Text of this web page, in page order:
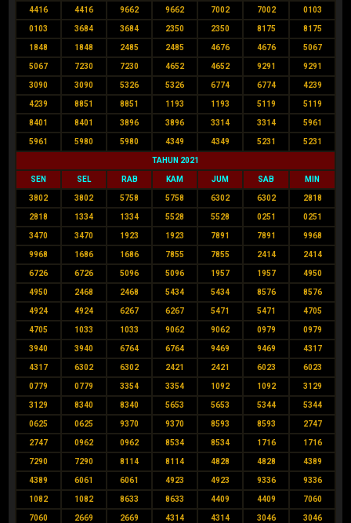
4416 4416 9662 9662 7002 7002 0103
0103 3684 3684 2350 2350 8175 8175
1848 1848 2485 2485 4676 4676 5067
5067 7230 7230 4652 4652 9291 9291
3090 3090 5326 5326 6774 6774 4239
4239 8851 8851 1193 1193 5119 5119
8401 8401 3896 3896 3314 3314 5961
5961 5980 5980 4349 4349 5231 5231
TAHUN 2021
SEN SEL RAB KAM JUM SAB MIN
3802 3802 5758 5758 6302 6302 2818
2818 1334 1334 5528 5528 0251 0251
3470 3470 1923 1923 7891 7891 9968
9968 1686 1686 7855 7855 2414 2414
6726 6726 5096 5096 1957 1957 4950
4950 2468 2468 5434 5434 8576 8576
4924 4924 6267 6267 5471 5471 4705
4705 1033 1033 9062 9062 0979 0979
3940 3940 6764 6764 9469 9469 4317
4317 6302 6302 2421 2421 6023 6023
0779 0779 3354 3354 1092 1092 3129
3129 8340 8340 5653 5653 5344 5344
0625 0625 9370 9370 8593 8593 2747
2747 0962 0962 8534 8534 1716 1716
7290 7290 8114 8114 4828 4828 4389
4389 6061 6061 4923 4923 9336 9336
1082 1082 8633 8633 4409 4409 7060
7060 2669 2669 4314 4314 3046 3046